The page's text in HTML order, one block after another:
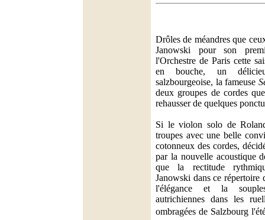
Drôles de méandres que
Janowski pour son
l'Orchestre de Paris cette
en bouche, un
salzbourgeoise, la fameuse
deux groupes de cordes
rehausser de quelques
Si le violon solo de
troupes avec une belle
cotonneux des cordes,
par la nouvelle acoustique
que la rectitude
Janowski dans ce répertoire
l'élégance et la
autrichiennes dans les
ombragées de Salzbourg